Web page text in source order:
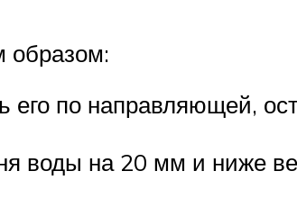
образом:
его по направляющей,
воды на 20 мм и ниже